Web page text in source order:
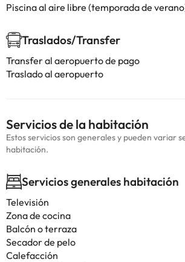
Piscina al aire libre (temporada de
Traslados/Transfer
Transfer al aeropuerto de pago
Traslado al aeropuerto
Servicios de la habitación
Estos servicios son generales y pueden variar
habitación.
Servicios generales habitación
Televisión
Zona de cocina
Balcón o terraza
Secador de pelo
Calefacción